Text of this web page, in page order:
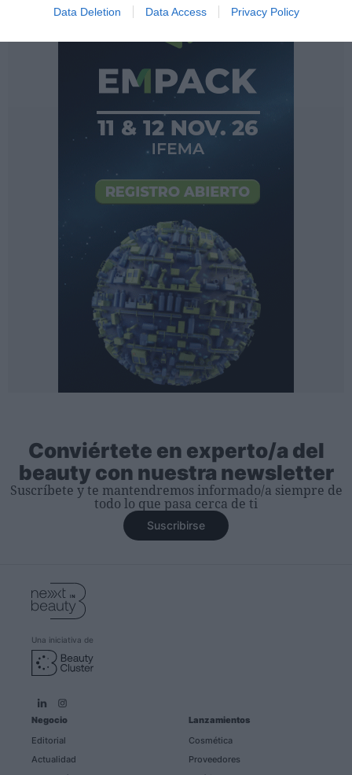
Data Deletion Data Access Privacy Policy
Conviértete en experto/a del
beauty con nuestra newsletter
Suscríbete y te mantendremos informado/a siempre de
todo lo que pasa cerca de ti
Suscribirse
Una iniciativa de
Negocio
Editorial
Actualidad
Lanzamientos
Cosmética
Proveedores